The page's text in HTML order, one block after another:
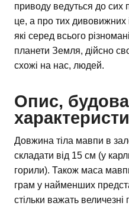
приводу ведуться до сих
це, а про тих дивовижних
які серед всього
планети Земля, дійсно
схожі на нас, людей.
Опис,
Довжина тіла мавпи в
складати від 15 см (у
горили). Також маса
грам у найменших
стільки важать величезні